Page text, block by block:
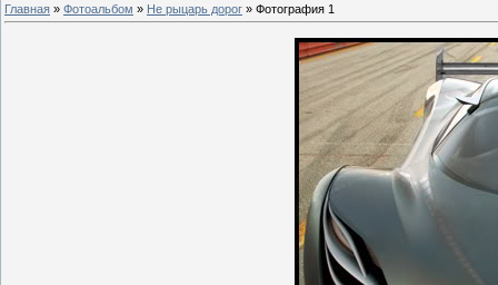
Главная » Фотоальбом » Не рыцарь дорог » Фотография 1